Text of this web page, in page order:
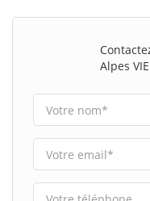
Alpes